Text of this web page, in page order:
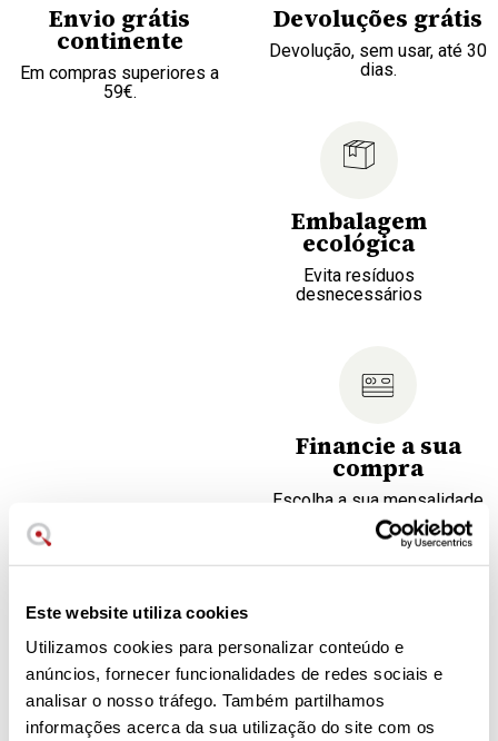
Este website utiliza cookies
Utilizamos cookies para personalizar conteúdo e
anúncios, fornecer funcionalidades de redes sociais e
analisar o nosso tráfego. Também partilhamos
informações acerca da sua utilização do site com os
Envio grátis
continente
Em compras superiores a
59€.
Devoluções grátis
Devolução, sem usar, até 30
dias.
Embalagem
ecológica
Evita resíduos
desnecessários
Financie a sua
compra
Escolha a sua mensalidade
1 litro de capacidade
Fácil limpeza
Resistente a pancadas e riscos
Generosa asa para manusear confortavelmente
Não utilizar diretamente sobre a fonte de calor